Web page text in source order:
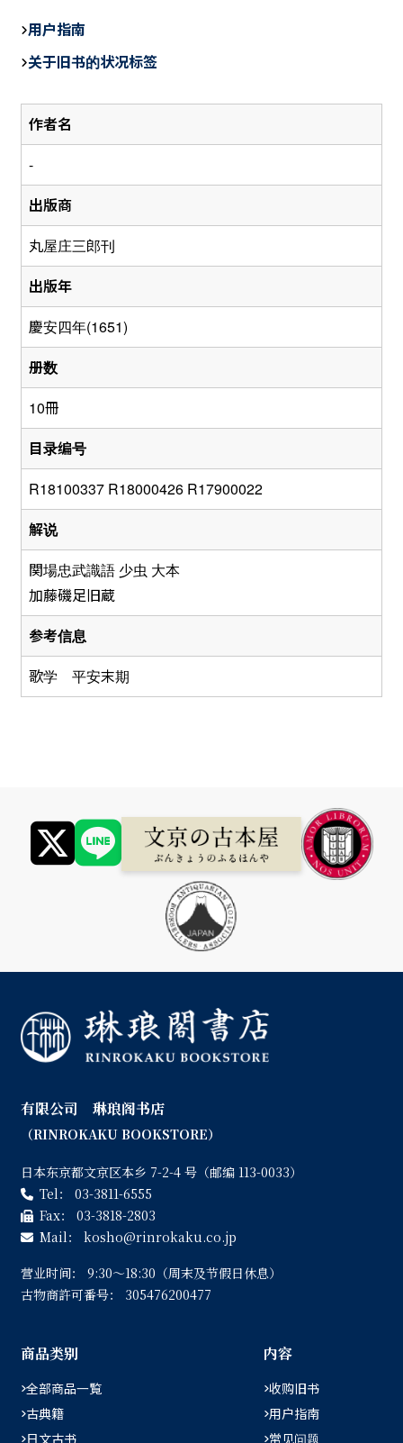
作者名
-
出版商
丸屋庄三郎刊
出版年
慶安四年(1651)
册数
10冊
目录编号
R18100337 R18000426 R17900022
解说
関場忠武識語 少虫 大本
加藤磯足旧蔵
参考信息
歌学 平安末期
e
b
o
o
用户指南
关于旧书的状况标签
有限公司 琳琅阁书店
（RINROKAKU BOOKSTORE）
日本东京都文京区本乡 7-2-4 号（邮编 113-0033）
Tel：
03-3811-6555
Fax：
03-3818-2803
Mail：
kosho
rinrokaku.co.jp
营业时间：
9:30〜18:30（周末及节假日休息）
古物商許可番号：
305476200477
商品类别
全部商品一覧
古典籍
日文古书
内容
收购旧书
用户指南
常见问题